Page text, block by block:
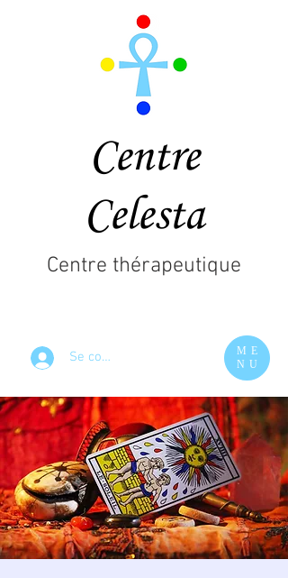
Centre
Celesta
Se connecter
ME
NU
Centre thérapeutique